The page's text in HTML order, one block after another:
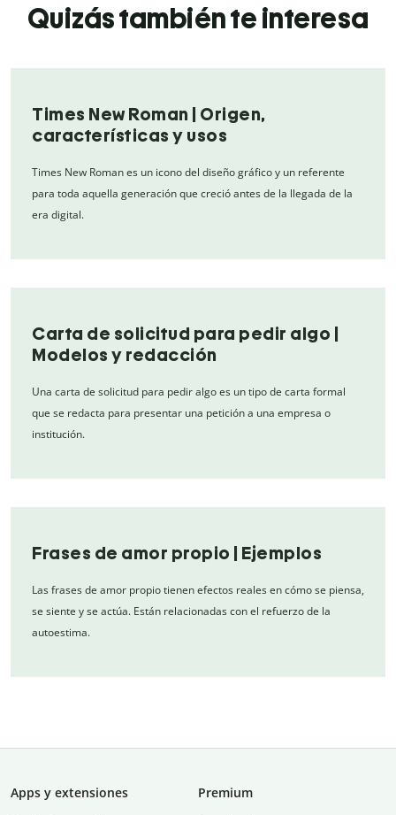
Quizás también te interesa
Times New Roman | Origen,
características y usos
Times New Roman es un icono del diseño gráfico y un referente
para toda aquella generación que creció antes de la llegada de la
era digital.
Carta de solicitud para pedir algo |
Modelos y redacción
Una carta de solicitud para pedir algo es un tipo de carta formal
que se redacta para presentar una petición a una empresa o
institución.
Frases de amor propio | Ejemplos
Las frases de amor propio tienen efectos reales en cómo se piensa,
se siente y se actúa. Están relacionadas con el refuerzo de la
autoestima.
Apps y extensiones
Premium